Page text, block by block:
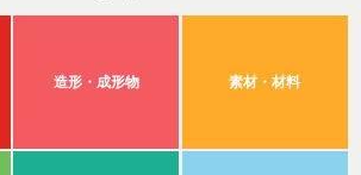
造形・成形物 素材・材料